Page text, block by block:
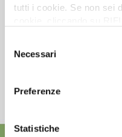
tutti i cookie. Se non sei
desideri accettare e
delNecessari
Preferenze
Statistiche